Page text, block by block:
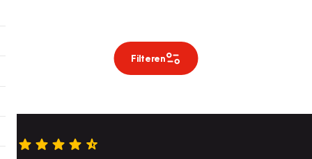
Filteren